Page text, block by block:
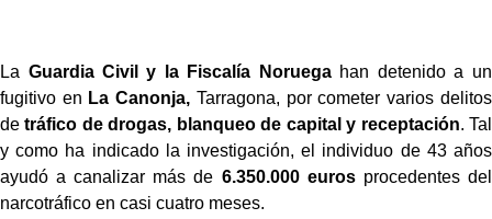
La Guardia Civil y la Fiscalía Noruegahan detenido a un
fugitivo en La Canonja, Tarragona, por cometer varios delitos
detráfico de drogas, blanqueo de capital y receptación. Tal
y como ha indicado la investigación, el individuo de 43 años
ayudó a canalizar más de 6.350.000 eurosprocedentes del
narcotráfico en casi cuatro meses.